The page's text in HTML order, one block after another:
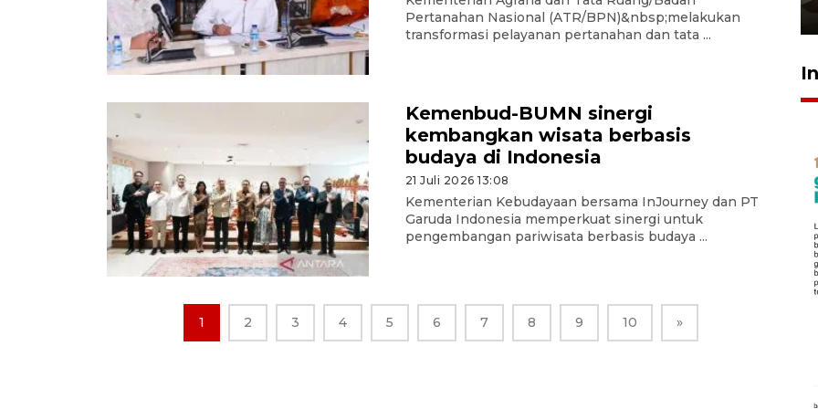
Pertanahan Nasional (ATR/BPN)&nbsp;melakukan
transformasi pelayanan pertanahan dan tata ...
Kemenbud-BUMN sinergi
kembangkan wisata berbasis
budaya di Indonesia
21 Juli 2026 13:08
Kementerian Kebudayaan bersama InJourney dan PT
Garuda Indonesia memperkuat sinergi untuk
pengembangan pariwisata berbasis budaya ...
1 2 3 4 5 6 7 8 9 10 »
23 Juli 2026 14:28